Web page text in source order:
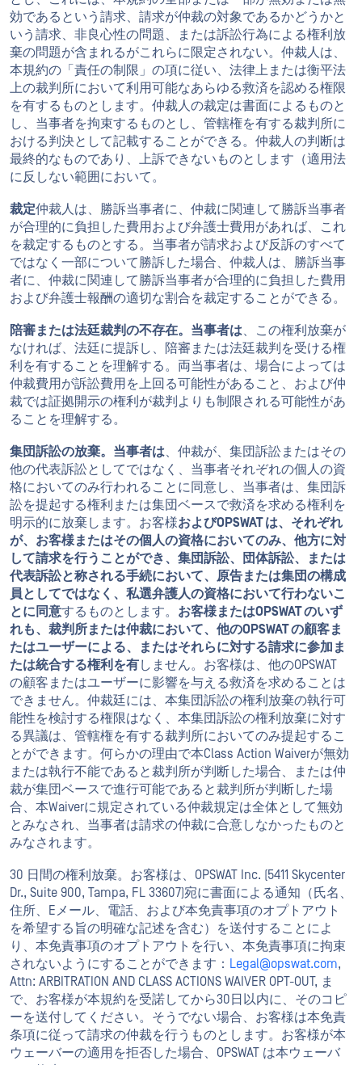
効であるという請求、請求が仲裁の対象であるかどうかと
いう請求、非良心性の問題、または訴訟行為による権利放
棄の問題が含まれるがこれらに限定されない。仲裁人は、
本規約の「責任の制限」の項に従い、法律上または衡平法
上の裁判所において利用可能なあらゆる救済を認める権限
を有するものとします。仲裁人の裁定は書面によるものと
し、当事者を拘束するものとし、管轄権を有する裁判所に
おける判決として記載することができる。仲裁人の判断は
最終的なものであり、上訴できないものとします（適用法
に反しない範囲において。
裁定仲裁人は、勝訴当事者に、仲裁に関連して勝訴当事者
が合理的に負担した費用および弁護士費用があれば、これ
を裁定するものとする。当事者が請求および反訴のすべて
ではなく一部について勝訴した場合、仲裁人は、勝訴当事
者に、仲裁に関連して勝訴当事者が合理的に負担した費用
および弁護士報酬の適切な割合を裁定することができる。
陪審または法廷裁判の不存在。当事者は、この権利放棄が
なければ、法廷に提訴し、陪審または法廷裁判を受ける権
利を有することを理解する。両当事者は、場合によっては
仲裁費用が訴訟費用を上回る可能性があること、および仲
裁では証拠開示の権利が裁判よりも制限される可能性があ
ることを理解する。
集団訴訟の放棄。当事者は、仲裁が、集団訴訟またはその
他の代表訴訟としてではなく、当事者それぞれの個人の資
格においてのみ行われることに同意し、当事者は、集団訴
訟を提起する権利または集団ベースで救済を求める権利を
明示的に放棄します。お客様およびOPSWAT は、それぞれ
が、お客様またはその個人の資格においてのみ、他方に対
して請求を行うことができ、集団訴訟、団体訴訟、または
代表訴訟と称される手続において、原告または集団の構成
員としてではなく、私選弁護人の資格において行わないこ
とに同意するものとします。 お客様またはOPSWAT のいず
れも、裁判所または仲裁において、他のOPSWAT の顧客ま
たはユーザーによる、またはそれらに対する請求に参加ま
たは統合する権利を有しません。お客様は、他のOPSWAT
の顧客またはユーザーに影響を与える救済を求めることは
できません。仲裁廷には、本集団訴訟の権利放棄の執行可
能性を検討する権限はなく、本集団訴訟の権利放棄に対す
る異議は、管轄権を有する裁判所においてのみ提起するこ
とができます。何らかの理由で本Class Action Waiverが無効
または執行不能であると裁判所が判断した場合、または仲
裁が集団ベースで進行可能であると裁判所が判断した場
合、本Waiverに規定されている仲裁規定は全体として無効
とみなされ、当事者は請求の仲裁に合意しなかったものと
みなされます。
30 日間の権利放棄。お客様は、OPSWAT Inc. (5411 Skycenter
Dr., Suite 900, Tampa, FL 33607)宛に書面による通知（氏名、
住所、Eメール、電話、および本免責事項のオプトアウト
を希望する旨の明確な記述を含む）を送付することによ
り、本免責事項のオプトアウトを行い、本免責事項に拘束
されないようにすることができます： Legal@opswat.com,
Attn: ARBITRATION AND CLASS ACTIONS WAIVER OPT-OUT, ま
で、お客様が本規約を受諾してから30日以内に、そのコピ
ーを送付してください。そうでない場合、お客様は本免責
条項に従って請求の仲裁を行うものとします。お客様が本
ウェーバーの適用を拒否した場合、OPSWAT は本ウェーバ